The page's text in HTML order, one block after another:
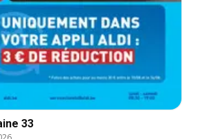
33